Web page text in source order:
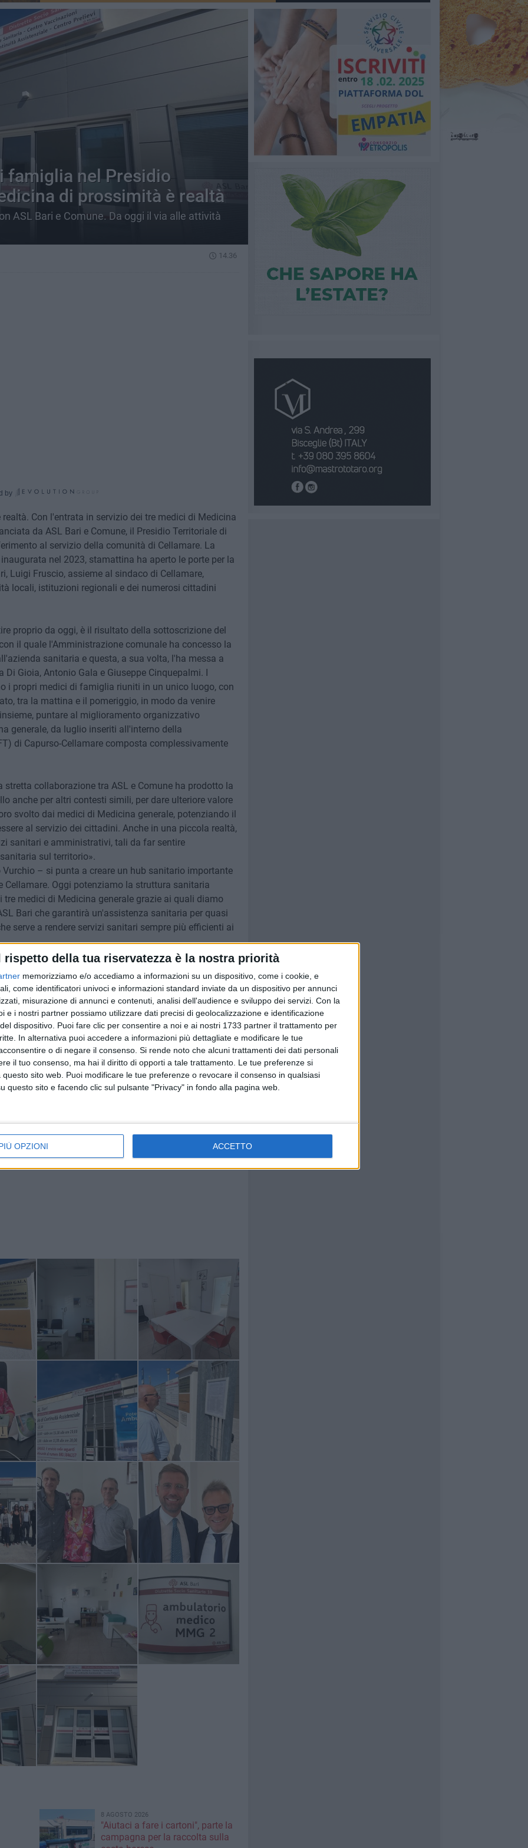
rispetto della tua riservatezza è la nostra priorità
memorizziamo e/o accediamo a informazioni su un dispositivo, come i cookie, e
come identificatori univoci e informazioni standard inviate da un dispositivo per annunci
misurazione di annunci e contenuti, analisi dell'audience e sviluppo dei servizi. Con la
e i nostri partner possiamo utilizzare dati precisi di geolocalizzazione e identificazione
dispositivo. Puoi fare clic per consentire a noi e ai nostri 1733 partner il trattamento per
In alternativa puoi accedere a informazioni più dettagliate e modificare le tue
o di negare il consenso. Si rende noto che alcuni trattamenti dei dati personali
il tuo consenso, ma hai il diritto di opporti a tale trattamento. Le tue preferenze si
sito web. Puoi modificare le tue preferenze o revocare il consenso in qualsiasi
questo sito e facendo clic sul pulsante "Privacy" in fondo alla pagina web.
OPZIONI ACCETTO
famiglia nel Presidio
di prossimità è realtà
ASL Bari e Comune. Da oggi il via alle attività
14.36
by
Con l'entrata in servizio dei tre medici di Medicina
da ASL Bari e Comune, il Presidio Territoriale di
al servizio della comunità di Cellamare. La
nel 2023, stamattina ha aperto le porte per la
Luigi Fruscio, assieme al sindaco di Cellamare,
locali, istituzioni regionali e dei numerosi cittadini
proprio da oggi, è il risultato della sottoscrizione del
il quale l'Amministrazione comunale ha concesso la
sanitaria e questa, a sua volta, l'ha messa a
Gioia, Antonio Gala e Giuseppe Cinquepalmi. I
i propri medici di famiglia riuniti in un unico luogo, con
tra la mattina e il pomeriggio, in modo da venire
puntare al miglioramento organizzativo
generale, da luglio inseriti all'interno della
di Capurso-Cellamare composta complessivamente
stretta collaborazione tra ASL e Comune ha prodotto la
anche per altri contesti simili, per dare ulteriore valore
svolto dai medici di Medicina generale, potenziando il
al servizio dei cittadini. Anche in una piccola realtà,
sanitari e amministrativi, tali da far sentire
sul territorio».
– si punta a creare un hub sanitario importante
Oggi potenziamo la struttura sanitaria
medici di Medicina generale grazie ai quali diamo
Bari che garantirà un'assistenza sanitaria per quasi
serve a rendere servizi sanitari sempre più efficienti ai
inoltre, va ad integrarsi con quelle già garantite dal
socio sanitario: centro vaccinazioni, centro prelievi e
A disposizione della cittadinanza ci sono 270 metri
terra, di facile accesso anche per le persone con
zona d'ingresso ampia, servizi e spazi adeguati per
8 AGOSTO 2026
"Aiutaci a fare i cartoni", parte la
campagna per la raccolta sulla